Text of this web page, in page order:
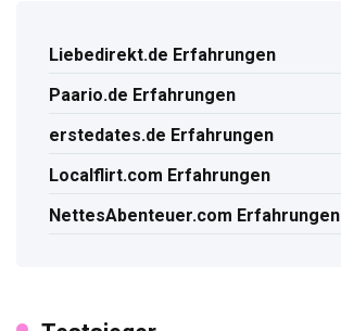
Liebedirekt.de Erfahrungen
Paario.de Erfahrungen
erstedates.de Erfahrungen
Localflirt.com Erfahrungen
NettesAbenteuer.com Erfahrungen